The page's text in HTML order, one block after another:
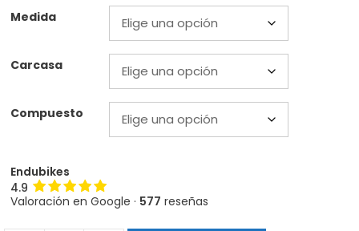
Medida
Carcasa
Compuesto
Endubikes
4.9
Valoración en Google · 577 reseñas